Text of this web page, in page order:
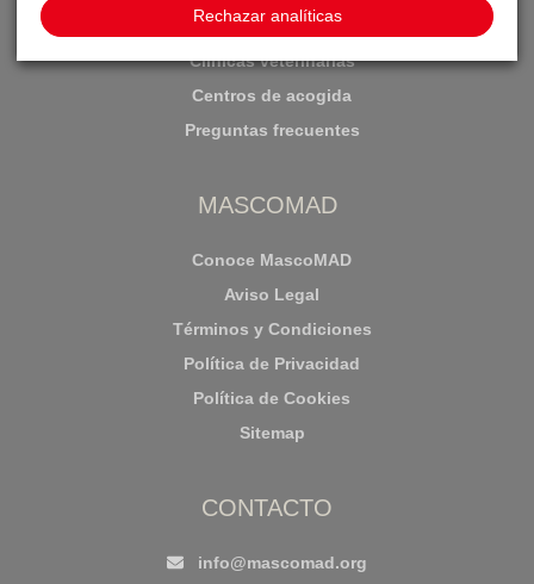
Aprende cómo adoptar
Clínicas veterinarias
Centros de acogida
Preguntas frecuentes
MASCOMAD
Conoce MascoMAD
Aviso Legal
Términos y Condiciones
Política de Privacidad
Política de Cookies
Sitemap
CONTACTO
info@mascomad.org
Rechazar analíticas